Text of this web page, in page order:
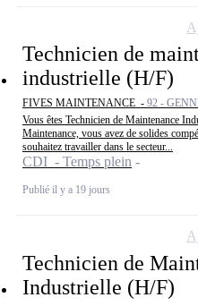
Technicien de
industrielle (H/F)
FIVES MAINTENANCE - 92 -
Vous êtes Technicien de Maintenance
Maintenance, vous avez de solides
souhaitez travailler dans le secteur...
CDI - Temps plein
Publié il y a 19 jours
Technicien de
Industrielle (H/F)